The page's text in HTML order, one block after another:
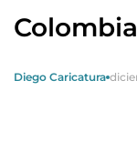
Colombia
Diego Caricatura